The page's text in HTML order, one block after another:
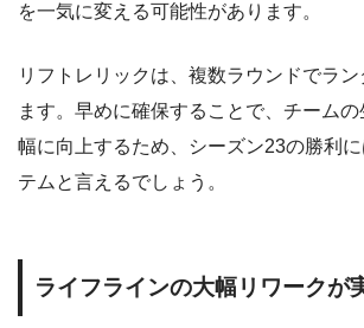
を一気に変える可能性があります。
リフトレリックは、複数ラウンドでラ
ます。早めに確保することで、チーム
幅に向上するため、シーズン23の勝利
テムと言えるでしょう。
ライフラインの大幅リワークが